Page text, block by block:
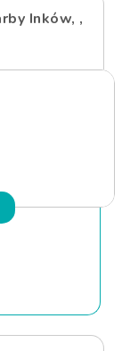
Inków, ,